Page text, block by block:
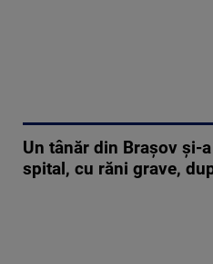
Un tânăr din Braşov şi-
spital, cu răni grave,